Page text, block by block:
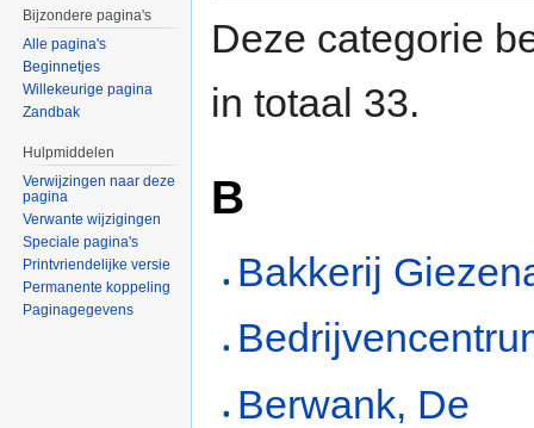
Deze categorie
in totaal 33.
B
Bakkerij
Berwank, De
Bijzondere pagina's
Alle pagina's
Beginnetjes
Willekeurige pagina
Zandbak
Hulpmiddelen
Verwijzingen naar deze
pagina
Verwante wijzigingen
Speciale pagina's
Printvriendelijke versie
Permanente koppeling
Paginagegevens